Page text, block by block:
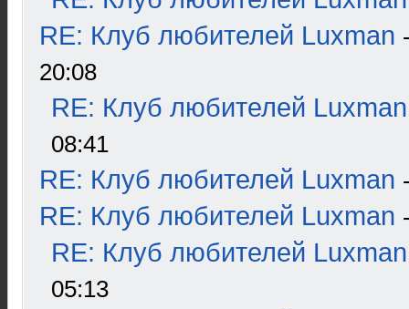
RE: Клуб любителей Luxman
20:08
RE: Клуб любителей Luxman
08:41
RE: Клуб любителей Luxman
RE: Клуб любителей Luxman
RE: Клуб любителей Luxman
05:13